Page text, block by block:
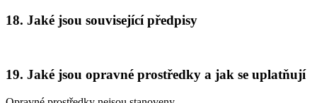
18. Jaké jsou související předpisy
19. Jaké jsou opravné prostředky a jak se uplatňují